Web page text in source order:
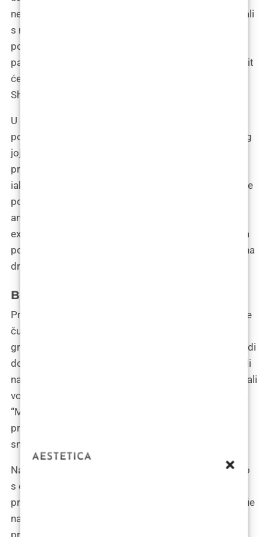
neudoban šator nego na modni statement. Dok se šali
s medicinskim osobljem, pita ih: “Možete li se
pobrinuti da moje usne izađu iz ove operacije
pametnije?” Na što jedna od sestara odgovara: “Učinit
ćemo ih tako pametnima da će same početi citirati
Shakespeare.”
U operacijskoj sali, dok se Tamara priprema za
postupak, atmosfera je neočekivano opuštena. Kirurg
joj pokazuje instrumente koje će koristiti, u šali ih
predstavljajući kao svoje “magične štapiće”. Tamara,
iako nervozna, ne propušta priliku za humor. “Samo se
pobrinite da ne izbrišete moje sjećanje,” šali se, dok
anesteziolog priprema sedativ. “Obično naplaćujemo
extra za to,” odgovara kirurg kroz smijeh, dok Tamara
polako tonu u san, posljednje što čuje je “Vidimo se na
drugoj strani usana.”
Budi se s novim usnama bez filera
Prvo što Tamara Kalinić osjeti kad se probudila bila je
čudna lakoća na svom licu. “Je li netko isključio
gravitaciju?” promumlja, dok je medicinska sestra vodi
do ogledala. Pogled koji ju dočeka bio je šokantan, ali
na dobar način. “Pa, ovo nije lice koje sam očekivala, ali
volim ga,” kaže, dodirujući svoje sada prirodnije usne.
“Mislim da sam spreman za audiciju za ulogu
prosječne zemaljske stanovnice,” dodaje s ironičnim
smiješkom.
Nakon što je Tamara odlučila podijeliti svoje iskustvo
s obožavateljima, njezin Instagram profil brzo se
pretvorio u forum pun pozitivnosti i smijeha. Prvi selfie
nakon operacije, s blagim osmijehom i novim,